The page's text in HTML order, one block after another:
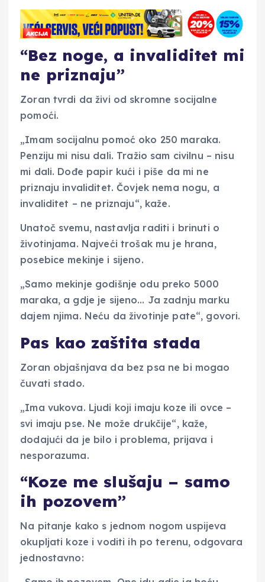
“Bez noge, a invaliditet mi
ne priznaju”
Zoran tvrdi da živi od skromne socijalne
pomoći.
„Imam socijalnu pomoć oko 250 maraka.
Penziju mi nisu dali. Tražio sam civilnu – nisu
mi dali. Dođe papir kući i piše da mi ne
priznaju invaliditet. Čovjek nema nogu, a
invaliditet – ne priznaju“, kaže.
Unatoč svemu, nastavlja raditi i brinuti o
životinjama. Najveći trošak mu je hrana,
posebice mekinje i sijeno.
„Samo mekinje godišnje odu preko 5000
maraka, a gdje je sijeno… Ja zadnju marku
dajem njima. Neću da životinje pate“, govori.
Pas kao zaštita stada
Zoran objašnjava da bez psa ne bi mogao
čuvati stado.
„Ima vukova. Ljudi koji imaju koze ili ovce –
svi imaju pse. Ne može drukčije“, kaže,
dodajući da je bilo i problema, prijava i
nesporazuma.
“Koze me slušaju – samo
ih pozovem”
Na pitanje kako s jednom nogom uspijeva
okupljati koze i voditi ih po terenu, odgovara
jednostavno: